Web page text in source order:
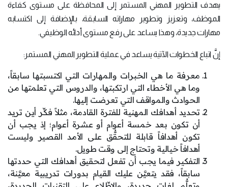
يهدف التطوير المهني المستمر إلى المحافظة على مستوى كفاءة
الموظف، وتعزيز وتطوير مهاراته السابقة، بالإضافة إلى اكتسابه
مهارات جديدة، وهذا يساعد على رفع مستوى أدائه الوظيفي.
إنَّ اتباع الخطوات الآتية يساعد في عملية التطوير المهني المستمر:
معرفة ما هي الخبرات والمهارات التي اكتسبتها سابقاً،
وما هي الأخطاء التي ارتكبتها، والدروس التي تعلمتها من
الحوادث والمواقف التي تعرضت إليها.
تحديد أهدافك المهنية للفترة القادمة، مثلاً فكِّر أين تريد
أن تكون بعد خمسة أعوام أو عشرة أعوام؛ إذ يجب أن
تكون أهدافاً قابلة للتحقُّق على الأمد القصير وليست
أهدافاً خيالية وتحتاج إلى وقت طويل.
التفكير فيما يجب أن تفعل لتحقيق أهدافك التي حددتها
سابقاً، فقد يتعيَّن عليك القيام بدورات تدريبية معيَّنة،